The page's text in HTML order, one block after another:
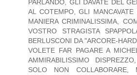
PARLANDO, GLI DAVATE DEL
AL COTEMPO, GLI
MANIERA CRIMINALISSIMA,
VOSTRO STRAGISTA
BERLUSCONI DA "ARCORE-
VOLETE FAR PAGARE A
AMMIRABILISSIMO
SOLO NON COLLABORARE,